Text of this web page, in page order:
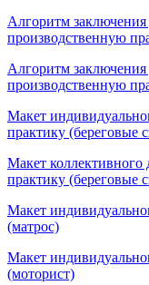
Алгоритм заключения
производственную
Алгоритм заключения
производственную
Макет
практику (береговые
Макет коллективного
практику (береговые
Макет
(матрос)
Макет
(моторист)